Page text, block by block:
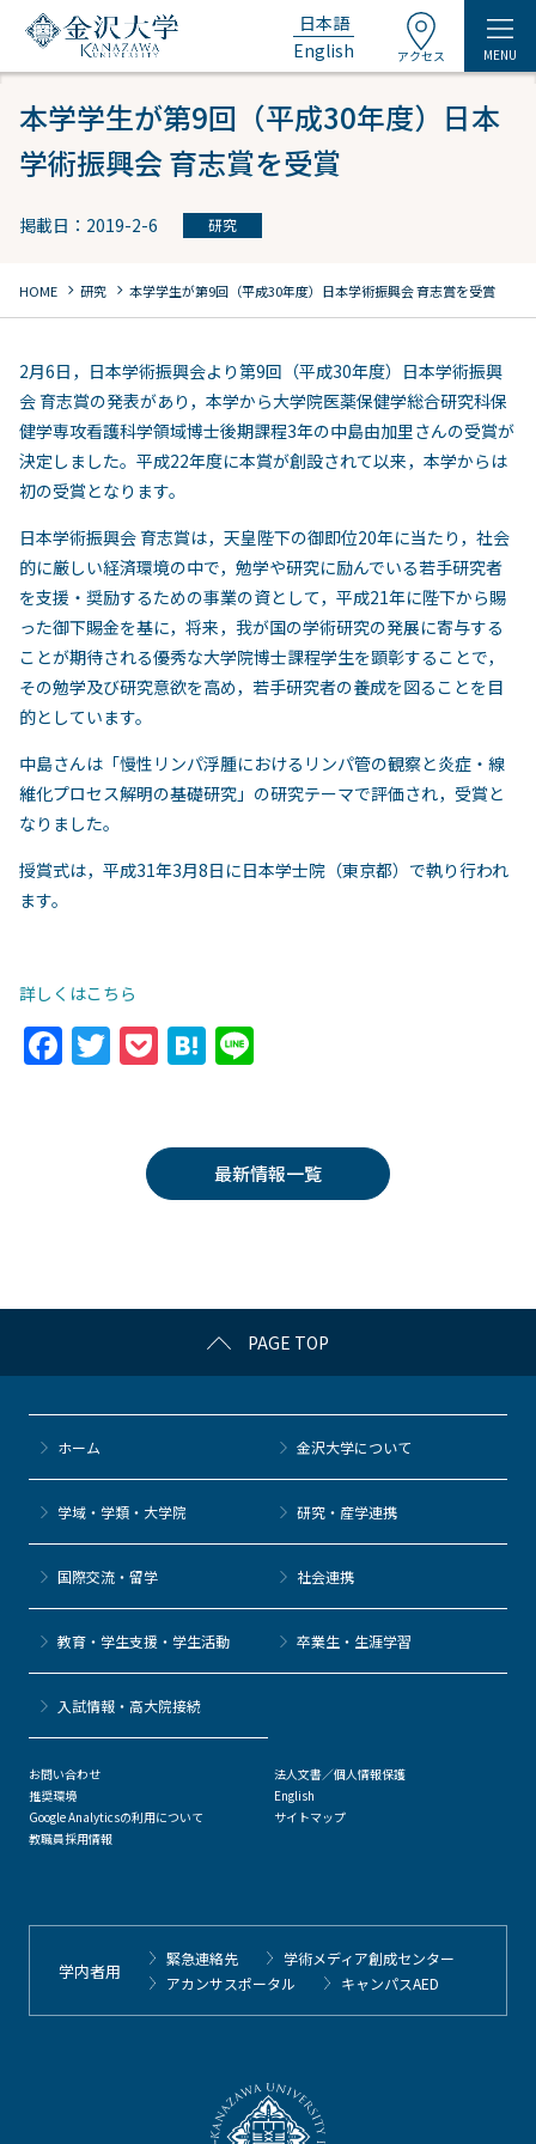
日本語
English
アクセス MENU
本学学生が第9回（平成30年度）日本
学術振興会 育志賞を受賞
掲載日：2019-2-6 研究
HOME chevron_right 研究 chevron_right 本学学生が第9回（平成30年度）日本学術振興会 育志賞を受賞
2月6日，日本学術振興会より第9回（平成30年度）日本学術振興
会 育志賞の発表があり，本学から大学院医薬保健学総合研究科保
健学専攻看護科学領域博士後期課程3年の中島由加里さんの受賞が
決定しました。平成22年度に本賞が創設されて以来，本学からは
初の受賞となります。
日本学術振興会 育志賞は，天皇陛下の御即位20年に当たり，社会
的に厳しい経済環境の中で，勉学や研究に励んでいる若手研究者
を支援・奨励するための事業の資として，平成21年に陛下から賜
った御下賜金を基に，将来，我が国の学術研究の発展に寄与する
ことが期待される優秀な大学院博士課程学生を顕彰することで，
その勉学及び研究意欲を高め，若手研究者の養成を図ることを目
的としています。
中島さんは「慢性リンパ浮腫におけるリンパ管の観察と炎症・線
維化プロセス解明の基礎研究」の研究テーマで評価され，受賞と
なりました。
授賞式は，平成31年3月8日に日本学士院（東京都）で執り行われ
ます。
詳しくはこちら
F
k
T
er
P
k
et
H
n
a
最新情報一覧
PAGE TOP
ホーム 金沢大学について
学域・学類・大学院 研究・産学連携
国際交流・留学 社会連携
教育・学生支援・学生活動 卒業生・生涯学習
⼊試情報・高大院接続
お問い合わせ
推奨環境
Google Analyticsの利用について
教職員採用情報
法人文書／個人情報保護
English
サイトマップ
学内者用
緊急連絡先
学術メディア創成センター
アカンサスポータル
キャンパスAED